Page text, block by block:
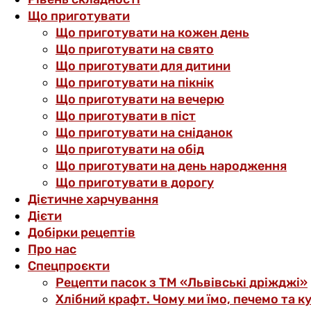
Що приготувати
Що приготувати на кожен день
Що приготувати на свято
Що приготувати для дитини
Що приготувати на пікнік
Що приготувати на вечерю
Що приготувати в піст
Що приготувати на сніданок
Що приготувати на обід
Що приготувати на день народження
Що приготувати в дорогу
Дієтичне харчування
Дієти
Добірки рецептів
Про нас
Спецпроєкти
Рецепти пасок з ТМ «Львівські дріжджі»
Хлібний крафт. Чому ми їмо, печемо та